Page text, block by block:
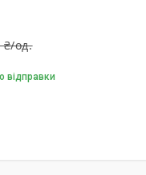
₴/од.
відправки